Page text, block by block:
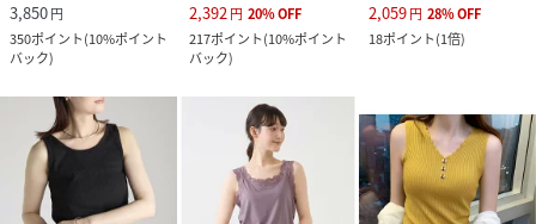
3,850円
350ポイント(10%ポイント
バック)
2,392円 20%OFF
217ポイント(10%ポイント
バック)
2,059円 28%OFF
18ポイント(1倍)